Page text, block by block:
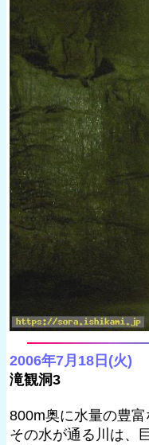
2006年7月18日(火)
滝観洞3
800m奥に水量の豊
その水が通る川は、